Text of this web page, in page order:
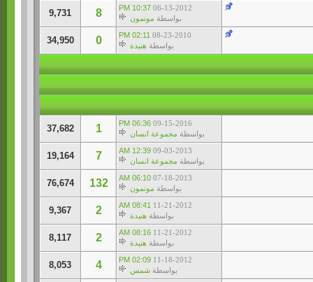
06-13-2012
10:37 PM
بواسطة مونمون 8
9,731
08-23-2010
02:11 PM
بواسطة هنيدة 0
34,950
09-15-2016
06:36 PM
بواسطة مجموعة انسان 1
37,682
09-03-2013
12:39 AM
بواسطة مجموعة انسان 7
19,164
07-18-2013
06:10 AM
بواسطة مونمون 132
76,674
11-21-2012
08:41 AM
بواسطة هنيدة 2
9,367
11-21-2012
08:16 AM
بواسطة هنيدة 2
8,117
11-18-2012
02:09 PM
بواسطة شمس 4
8,053